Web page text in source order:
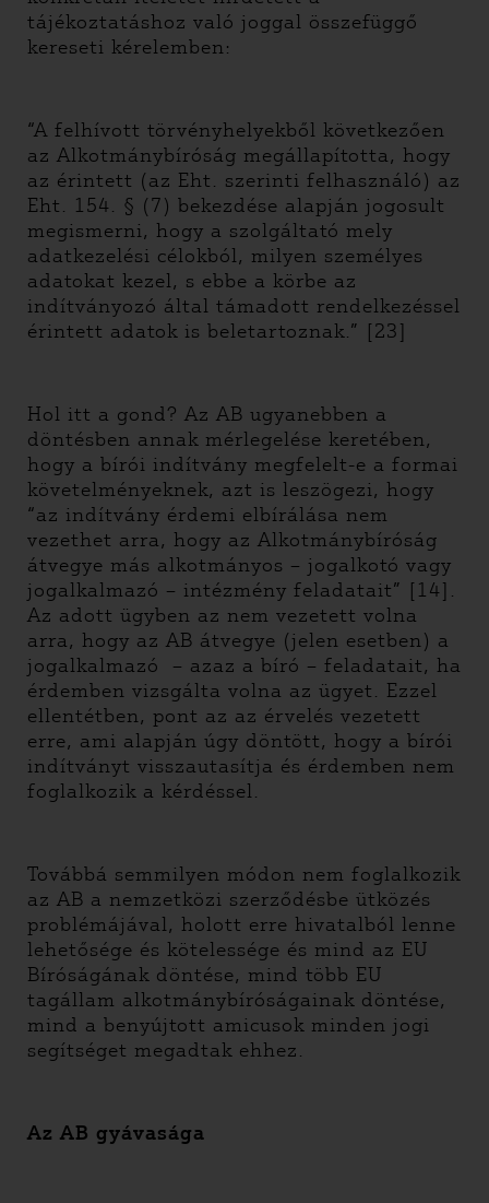
tájékoztatáshoz való joggal összefüggő
kereseti kérelemben:
“A felhívott törvényhelyekből következően
az Alkotmánybíróság megállapította, hogy
az érintett (az Eht. szerinti felhasználó) az
Eht. 154. § (7) bekezdése alapján jogosult
megismerni, hogy a szolgáltató mely
adatkezelési célokból, milyen személyes
adatokat kezel, s ebbe a körbe az
indítványozó által támadott rendelkezéssel
érintett adatok is beletartoznak.” [23]
Hol itt a gond? Az AB ugyanebben a
döntésben annak mérlegelése keretében,
hogy a bírói indítvány megfelelt-e a formai
követelményeknek, azt is leszögezi, hogy
“az indítvány érdemi elbírálása nem
vezethet arra, hogy az Alkotmánybíróság
átvegye más alkotmányos – jogalkotó vagy
jogalkalmazó – intézmény feladatait” [14].
Az adott ügyben az nem vezetett volna
arra, hogy az AB átvegye (jelen esetben) a
jogalkalmazó – azaz a bíró – feladatait, ha
érdemben vizsgálta volna az ügyet. Ezzel
ellentétben, pont az az érvelés vezetett
erre, ami alapján úgy döntött, hogy a bírói
indítványt visszautasítja és érdemben nem
foglalkozik a kérdéssel.
Továbbá semmilyen módon nem foglalkozik
az AB a nemzetközi szerződésbe ütközés
problémájával, holott erre hivatalból lenne
lehetősége és kötelessége és mind az EU
Bíróságának döntése, mind több EU
tagállam alkotmánybíróságainak döntése,
mind a benyújtott amicusok minden jogi
segítséget megadtak ehhez.
Az AB gyávasága